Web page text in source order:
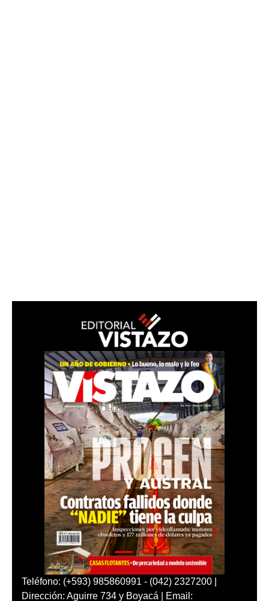
Teléfono: (+593) 985860991 - (042) 2327200 |
Dirección: Aguirre 734 y Boyacá | Email: